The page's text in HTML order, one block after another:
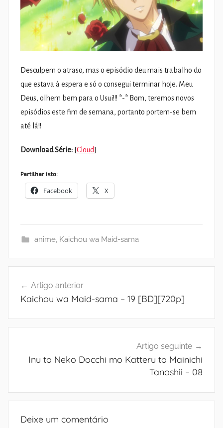
Desculpem o atraso, mas o episódio deu mais trabalho do
que estava à espera e só o consegui terminar hoje. Meu
Deus, olhem bem para o Usui!!! *-* Bom, teremos novos
episódios este fim de semana, portanto portem-se bem
até lá!!
Download Série: [Cloud]
Partilhar isto:
Facebook X
anime, Kaichou wa Maid-sama
de
Artigo anterior
Kaichou wa Maid-sama – 19 [BD][720p]
Artigo seguinte
Inu to Neko Docchi mo Katteru to Mainichi
Tanoshii – 08
Deixe um comentário